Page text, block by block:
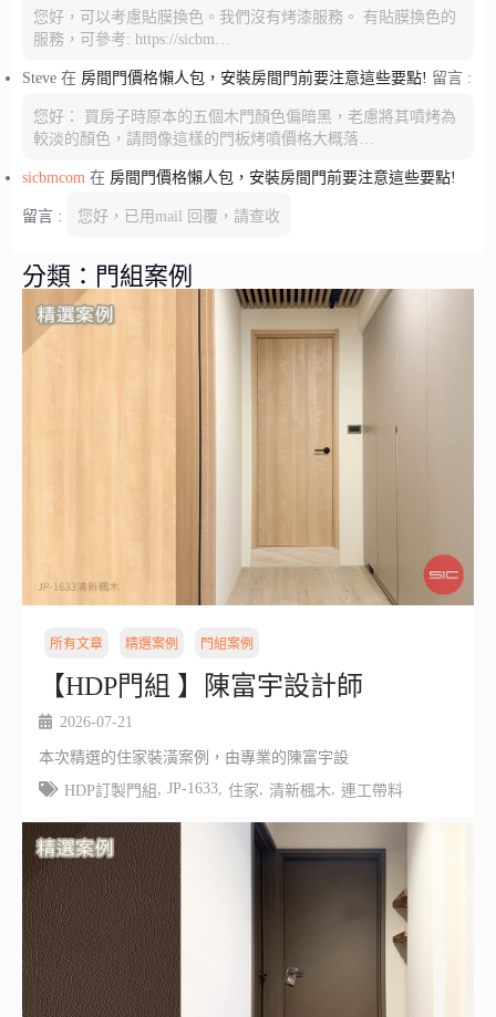
您好，可以考慮貼膜換色。我們沒有烤漆服務。 有貼膜換色的
服務，可參考: https://sicbm…
Steve 在 房間門價格懶人包，安裝房間門前要注意這些要點! 留言 :
您好： 買房子時原本的五個木門顏色偏暗黑，老慮將其噴烤為
較淡的顏色，請問像這樣的門板烤噴價格大概落…
sicbmcom 在 房間門價格懶人包，安裝房間門前要注意這些要點!
留言 : 您好，已用mail 回覆，請查收
分類：門組案例
所有文章 精選案例 門組案例
【HDP門組 】陳富宇設計師
2026-07-21
本次精選的住家裝潢案例，由專業的陳富宇設
HDP訂製門組
JP-1633, 住家 清新楓木 連工帶料